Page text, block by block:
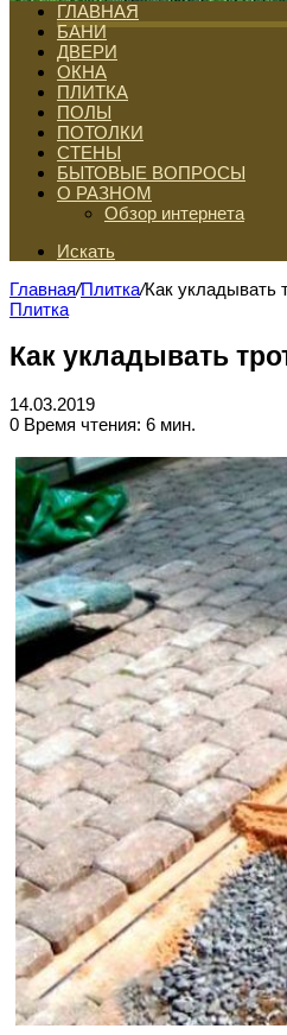
ГЛАВНАЯ
БАНИ
ДВЕРИ
ОКНА
ПЛИТКА
ПОЛЫ
ПОТОЛКИ
СТЕНЫ
БЫТОВЫЕ ВОПРОСЫ
О РАЗНОМ
Обзор интернета
Искать
Главная/Плитка/Как укладывать
Плитка
Как укладывать
14.03.2019
0 Время чтения: 6 мин.